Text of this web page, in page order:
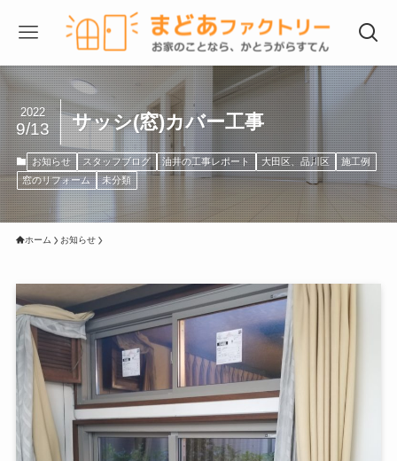
サッシ(窓)カバー工事
2022
9/13
お知らせ スタッフブログ 油井の工事レポート 大田区、品川区
施工例
窓のリフォーム
未分類
ホーム お知らせ